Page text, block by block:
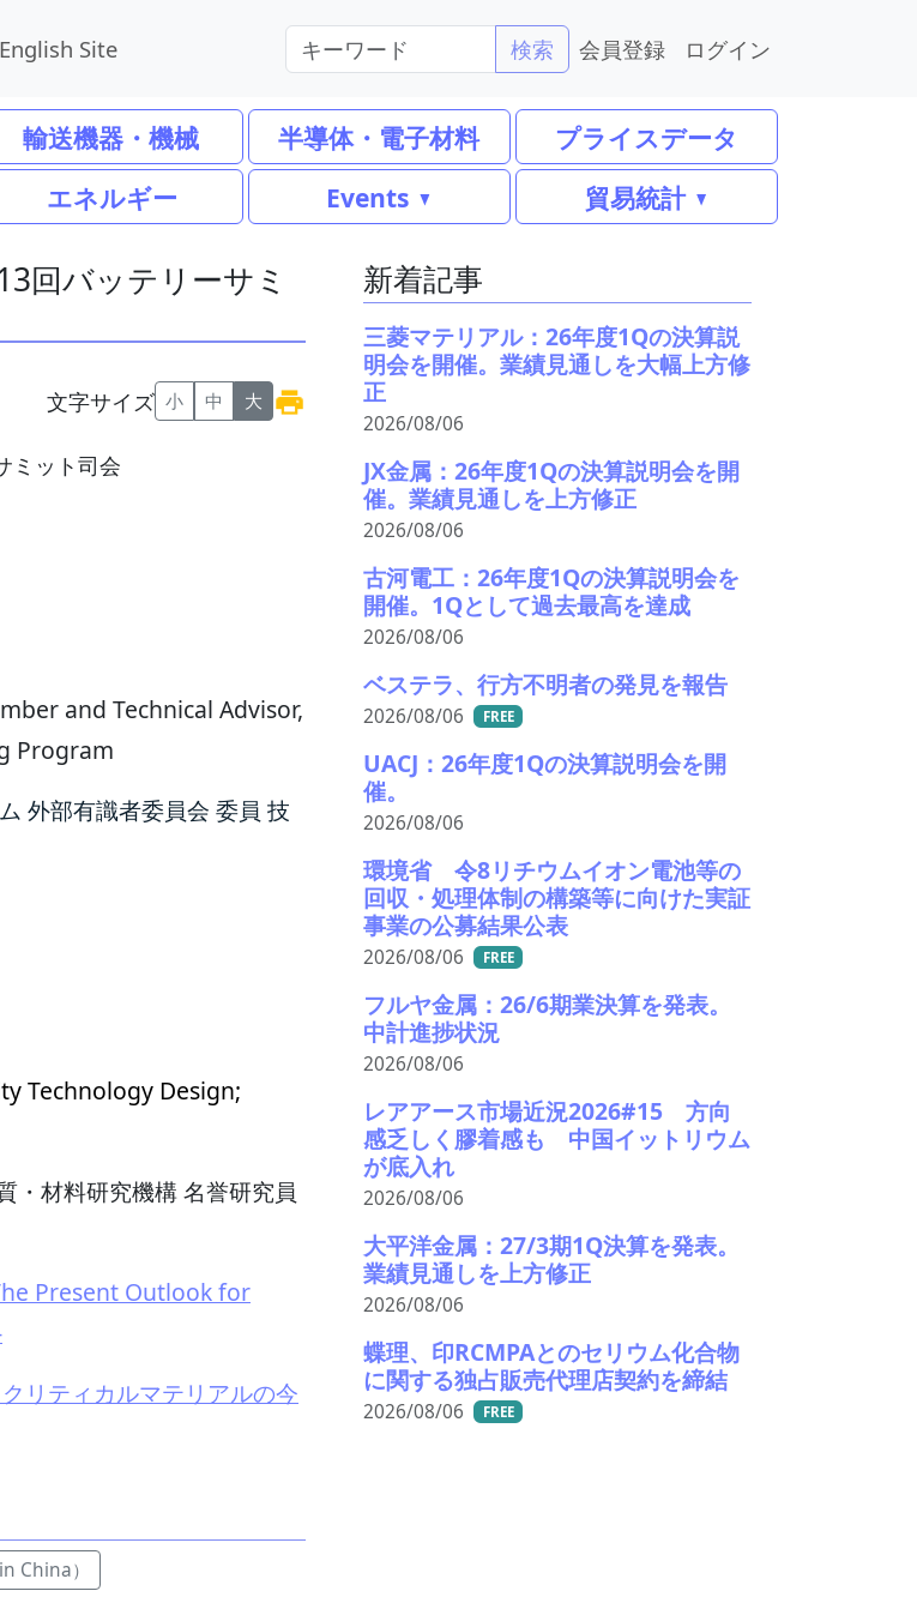
English Site 検索 会員登録 ログイン
輸送機器・機械 半導体・電子材料
プライスデータ
エネルギー Events 貿易統計
回バッテリーサミ
文字サイズ 小 中 大
and Technical Advisor,
Program
外部有識者委員会 委員 技
Technology Design;
・材料研究機構 名誉研究員
Present Outlook for
リティカルマテリアルの今
China）
新着記事
三菱マテリアル：26年度1Qの決算説
明会を開催。業績見通しを大幅上方修
正
2026/08/06
JX金属：26年度1Qの決算説明会を開
催。業績見通しを上方修正
2026/08/06
古河電工：26年度1Qの決算説明会を
開催。1Qとして過去最高を達成
2026/08/06
ベステラ、行方不明者の発見を報告
2026/08/06 FREE
UACJ：26年度1Qの決算説明会を開
催。
2026/08/06
環境省 令8リチウムイオン電池等の
回収・処理体制の構築等に向けた実証
事業の公募結果公表
2026/08/06 FREE
フルヤ金属：26/6期業決算を発表。
中計進捗状況
2026/08/06
レアアース市場近況2026#15 方向
感乏しく膠着感も 中国イットリウム
が底入れ
2026/08/06
大平洋金属：27/3期1Q決算を発表。
業績見通しを上方修正
2026/08/06
蝶理、印RCMPAとのセリウム化合物
に関する独占販売代理店契約を締結
2026/08/06 FREE